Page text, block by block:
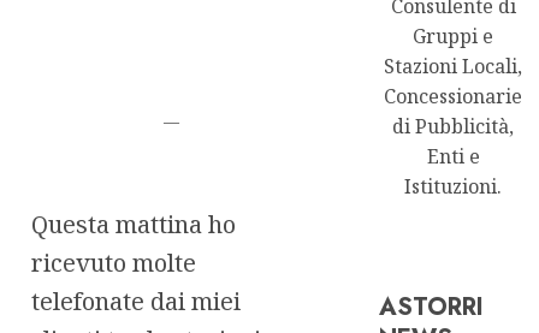
—
Questa mattina ho
ricevuto molte
telefonate dai miei
Consulente di
Gruppi e
Stazioni Locali,
Concessionarie
di Pubblicità,
Enti e
Istituzioni.
ASTORRI